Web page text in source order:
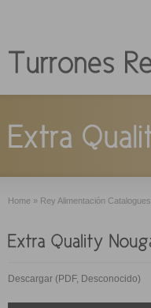
Home » Rey Alimentación Catalogues
Descargar (PDF, Desconocido)